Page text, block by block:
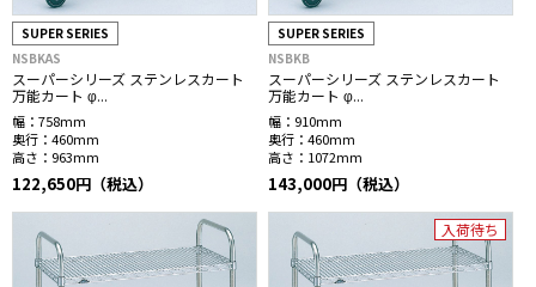
SUPER SERIES
NSBKAS
スーパーシリーズ ステンレスカート
万能カート φ...
幅： 758mm
奥行： 460mm
高さ： 963mm
122,650円（税込）
SUPER SERIES
NSBKB
スーパーシリーズ ステンレスカート
万能カート φ...
幅： 910mm
奥行： 460mm
高さ： 1072mm
143,000円（税込）
入荷待ち